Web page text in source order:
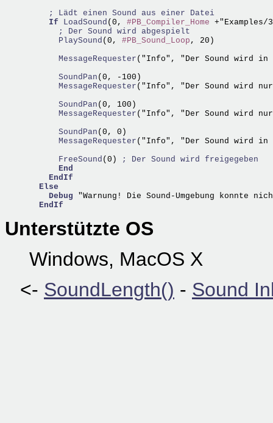
; Lädt einen Sound aus einer Datei
If
LoadSound (0, #PB_Compiler_Home
; Der Sound wird abgespielt
      PlaySound
(0, #PB_Sound_Loop , 20)
      MessageRequester
("Info", "Der Sound wird in
      SoundPan
      MessageRequester
("Info", "Der Sound wird
      SoundPan
      MessageRequester
("Info", "Der Sound wird
      SoundPan
      MessageRequester
("Info", "Der Sound wird in
      FreeSound
(0)
; Der Sound wird freigegeben
End
EndIf
Else
Debug "Warnung! Die Sound-Umgebung konnte
EndIf
Unterstützte OS
Windows, MacOS X
<- SoundLength() - Sound